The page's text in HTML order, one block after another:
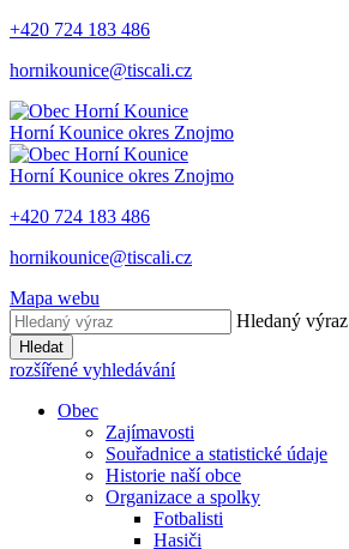
+420 724 183 486
hornikounice@tiscali.cz
Horní Kounice okres Znojmo
Horní Kounice okres Znojmo
+420 724 183 486
hornikounice@tiscali.cz
Mapa webu
Hledaný výraz
Hledat
rozšířené vyhledávání
Obec
Zajímavosti
Souřadnice a statistické údaje
Historie naší obce
Organizace a spolky
Fotbalisti
Hasiči